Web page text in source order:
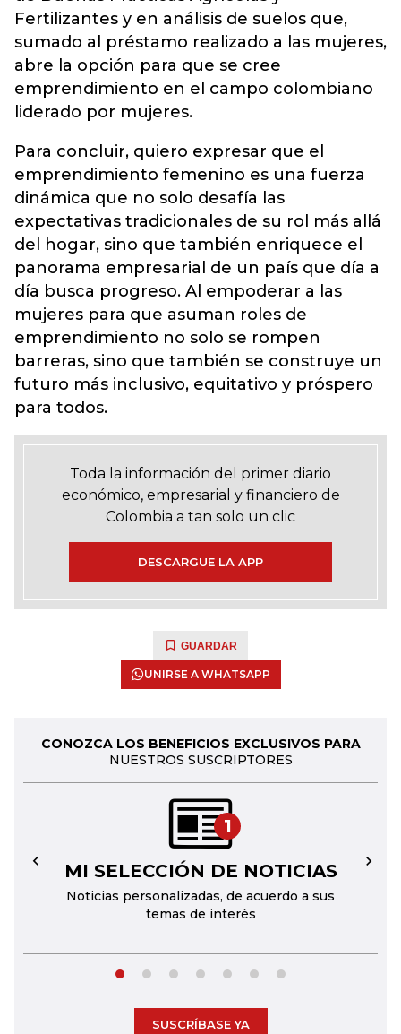
Fertilizantes y en análisis de suelos que,
sumado al préstamo realizado a las mujeres,
abre la opción para que se cree
emprendimiento en el campo colombiano
liderado por mujeres.
Para concluir, quiero expresar que el
emprendimiento femenino es una fuerza
dinámica que no solo desafía las
expectativas tradicionales de su rol más allá
del hogar, sino que también enriquece el
panorama empresarial de un país que día a
día busca progreso. Al empoderar a las
mujeres para que asuman roles de
emprendimiento no solo se rompen
barreras, sino que también se construye un
futuro más inclusivo, equitativo y próspero
para todos.
Toda la información del primer diario
económico, empresarial y financiero de
Colombia a tan solo un clic
DESCARGUE LA APP
GUARDAR
UNIRSE A WHATSAPP
CONOZCA LOS BENEFICIOS EXCLUSIVOS PARA
NUESTROS SUSCRIPTORES
1
MI SELECCIÓN DE NOTICIAS
Noticias personalizadas, de acuerdo a sus
temas de interés
← →
SUSCRÍBASE YA